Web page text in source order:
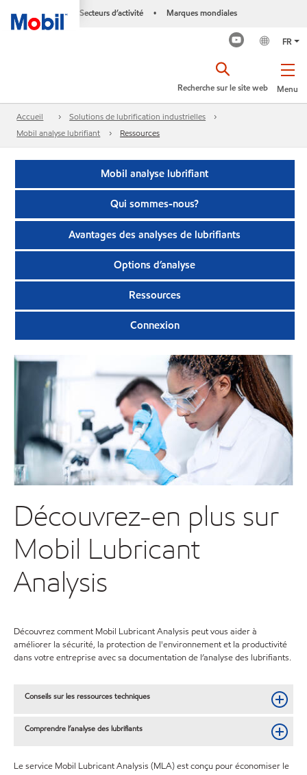
Secteurs d’activité • Marques mondiales
FR
Menu
Recherche sur le site web
Accueil
Solutions de lubrification industrielles
Mobil analyse lubrifiant
Ressources
Mobil analyse lubrifiant
Qui sommes-nous?
Avantages des analyses de lubrifiants
Options d’analyse
Ressources
Connexion
Découvrez-en plus sur
Mobil Lubricant
Analysis
Découvrez comment Mobil Lubricant Analysis peut vous aider à
améliorer la sécurité, la protection de l'environnement et la productivité
dans votre entreprise avec sa documentation de l’analyse des lubrifiants.
Conseils sur les ressources techniques
Comprendre l’analyse des lubrifiants
Le service Mobil Lubricant Analysis (MLA) est conçu pour économiser le